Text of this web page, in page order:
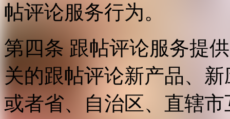
帖评论服务行为。
第四条 跟帖评论服务提
关的跟帖评论新产品、
或者省、自治区、直辖